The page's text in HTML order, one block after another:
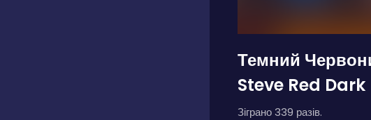
Темний
Steve Red Dark
Зіграно 339 разів.